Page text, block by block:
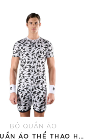
Thêm vào giỏ hàng
BỘ QUẦN ÁO